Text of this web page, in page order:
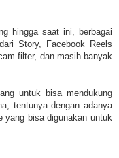
hingga saat ini, berbagai
Story, Facebook Reels
filter, dan masih banyak
untuk bisa mendukung
tentunya dengan adanya
yang bisa digunakan untuk